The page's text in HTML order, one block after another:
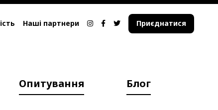
Наші партнери Приєднатися
Опитування Блог